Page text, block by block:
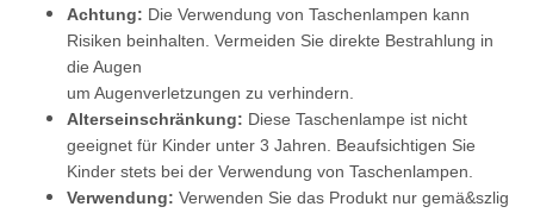
Achtung: Die Verwendung von Taschenlampen kann
Risiken beinhalten. Vermeiden Sie direkte Bestrahlung in
die Augen
um Augenverletzungen zu verhindern.
Alterseinschränkung: Diese Taschenlampe ist nicht
geeignet für Kinder unter 3 Jahren. Beaufsichtigen Sie
Kinder stets bei der Verwendung von Taschenlampen.
Verwendung: Verwenden Sie das Produkt nur gemä&szlig